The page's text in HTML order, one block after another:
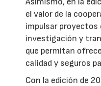
el valor de la
impulsar proyectos
investigación y
que permitan
calidad y seguros
Con la edición de